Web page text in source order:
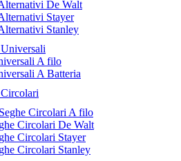
De Walt
Stayer
Stanley
A filo
A Batteria
Seghe Circolari A filo
Circolari De Walt
Circolari Stayer
Circolari Stanley